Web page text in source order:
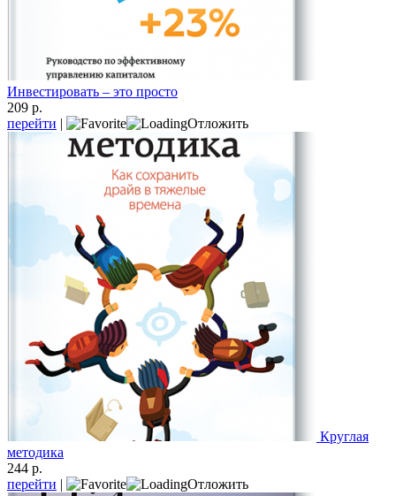
Инвестировать – это просто
209 р.
перейти | Отложить
Круглая
методика
244 р.
перейти | Отложить